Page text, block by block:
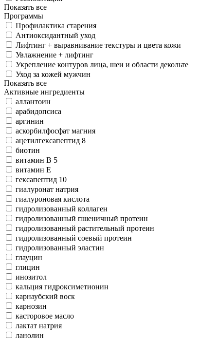
Показать все
Программы
Профилактика старения
Антиоксидантный уход
Лифтинг + выравнивание текстуры и цвета кожи
Увлажнение + лифтинг
Укрепление контуров лица, шеи и области декольте
Уход за кожей мужчин
Показать все
Активные ингредиенты
аллантоин
арабидопсиса
аргинин
аскорбилфосфат магния
ацетилгексапептид 8
биотин
витамин В 5
витамин Е
гексапептид 10
гиалуронат натрия
гиалуроновая кислота
гидролизованный коллаген
гидролизованный пшеничный протеин
гидролизованный растительный протеин
гидролизованный соевый протеин
гидролизованный эластин
глауцин
глицин
инозитол
кальция гидроксиметионин
карнаубский воск
карнозин
касторовое масло
лактат натрия
ланолин